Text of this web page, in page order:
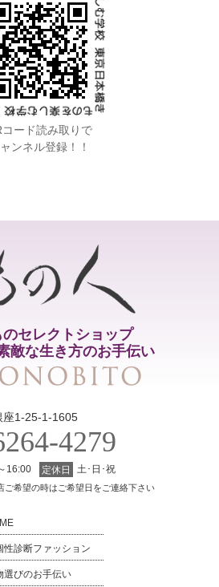
コード読み取りで
ンネル登録！！
セレクトショップ
敵な生き方のお手伝い
座1-25-1-1605
4279
16:00 定休日 土･日･祝
ご希望の時はご希望日をご連絡下さい
性診断ファッション
選びのお手伝い